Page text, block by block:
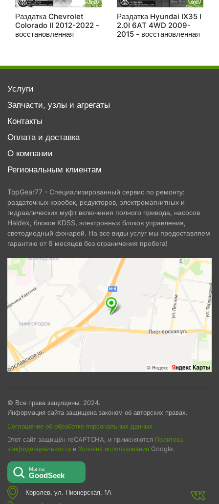
Раздатка Chevrolet
Colorado II 2012-2022 -
восстановленная
Раздатка Hyundai IX35 I
2.0I 6AT 4WD 2009-
2015 - восстановленная
Услуги
Запчасти, узлы и агрегаты
Контакты
Оплата и доставка
О компании
Региональным клиентам
TopGear77 - Специализированный сервис по ремонту:
раздаточных коробок, редукторов, электромагнитных и
гидравлических муфт включения полного привода, насосов
Haldex, блоков KDSS, электронных блоков управления,
светодиодный фонарей. На все виды услуг мы предоставляем
гарантию от 6 месяцев без ограничения пробега!
© Все права защищены. 2024.
Информация сайта защищена законом об авторских правах.
Соглашение об обработке персональных данных
Этот сайт защищён reCAPTCHA, и применяются Политика
конфиденциальности и Условия использования Google.
Королев, ул. Пионерская, 1А